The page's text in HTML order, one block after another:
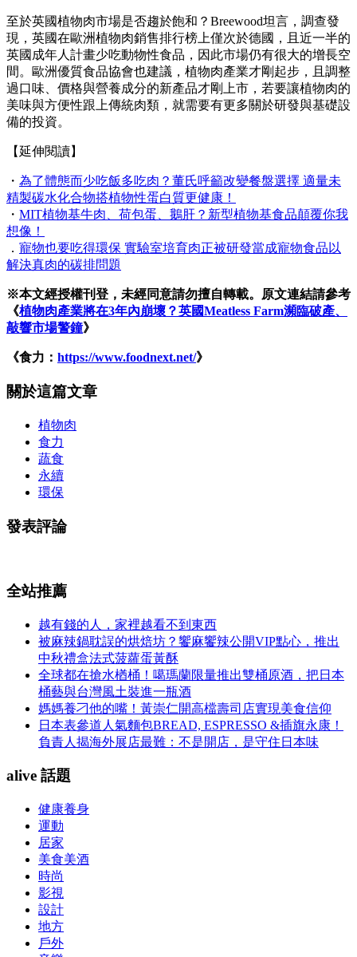
至於英國植物肉市場是否趨於飽和？Breewood坦言，調查發
現，英國在歐洲植物肉銷售排行榜上僅次於德國，且近一半的
英國成年人計畫少吃動物性食品，因此市場仍有很大的增長空
間。歐洲優質食品協會也建議，植物肉產業才剛起步，且調整
過口味、價格與營養成分的新產品才剛上市，若要讓植物肉的
美味與方便性跟上傳統肉類，就需要有更多關於研發與基礎設
備的投資。
【延伸閱讀】
・ 為了體態而少吃飯多吃肉？董氏呼籲改變餐盤選擇 適量未
精製碳水化合物搭植物性蛋白質更健康！
・ MIT植物基牛肉、荷包蛋、鵝肝？新型植物基食品顛覆你我
想像！
． 寵物也要吃得環保 實驗室培育肉正被研發當成寵物食品以
解決真肉的碳排問題
※本文經授權刊登，未經同意請勿擅自轉載。原文連結請參考
《植物肉產業將在3年內崩壞？英國Meatless Farm瀕臨破產、
敲響市場警鐘》
《食力： https://www.foodnext.net/》
關於這篇文章
植物肉
食力
蔬食
永續
環保
發表評論
全站推薦
越有錢的人，家裡越看不到東西
被麻辣鍋耽誤的烘焙坊？饗麻饗辣公開VIP點心，推出
中秋禮盒法式菠蘿蛋黃酥
全球都在搶水楢桶！噶瑪蘭限量推出雙桶原酒，把日本
桶藝與台灣風土裝進一瓶酒
媽媽養刁他的嘴！黃崇仁開高檔壽司店實現美食信仰
日本表參道人氣麵包BREAD, ESPRESSO &插旗永康！
負責人揭海外展店最難：不是開店，是守住日本味
alive 話題
健康養身
運動
居家
美食美酒
時尚
影視
設計
地方
戶外